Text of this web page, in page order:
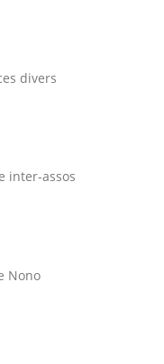
divers
inter-assos
Nono